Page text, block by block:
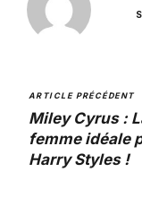
ARTICLE PRÉCÉDENT
Miley Cyrus :
femme idéale
Harry Styles !